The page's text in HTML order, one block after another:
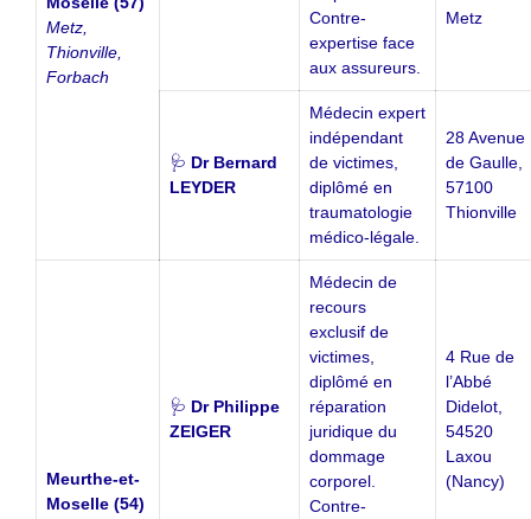
Metz,
Thionville,
Forbach
Contre-
expertise face
aux assureurs.
Metz
🩺 Dr Bernard
LEYDER
Médecin expert
indépendant
de victimes,
diplômé en
traumatologie
médico-légale.
28 Avenue
de Gaulle,
57100
Thionville
Meurthe-et-
Moselle (54)
🩺 Dr Philippe
ZEIGER
Médecin de
recours
exclusif de
victimes,
diplômé en
réparation
juridique du
dommage
corporel.
Contre-
4 Rue de
l’Abbé
Didelot,
54520
Laxou
(Nancy)